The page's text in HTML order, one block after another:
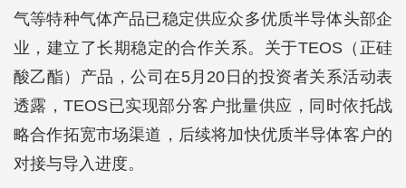
气等特种气体产品已稳定供应众多优质半导体头部企
业，建立了长期稳定的合作关系。关于TEOS（正硅
酸乙酯）产品，公司在5月20日的投资者关系活动表
透露，TEOS已实现部分客户批量供应，同时依托战
略合作拓宽市场渠道，后续将加快优质半导体客户的
对接与导入进度。